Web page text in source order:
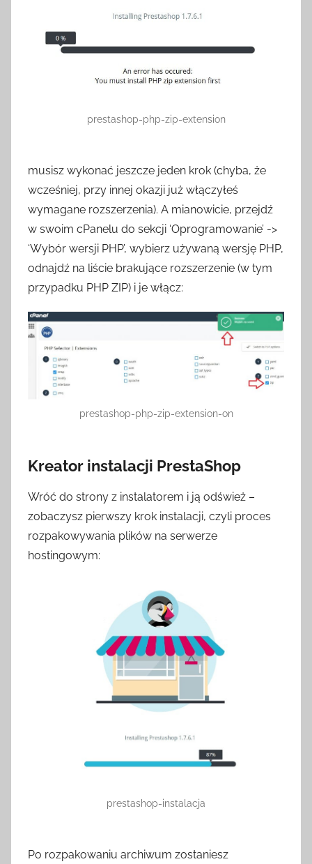
prestashop-php-zip-extension
musisz wykonać jeszcze jeden krok (chyba, że
wcześniej, przy innej okazji już włączyłeś
wymagane rozszerzenia). A mianowicie, przejdź
w swoim cPanelu do sekcji ‘Oprogramowanie’ ->
‘Wybór wersji PHP’, wybierz używaną wersję PHP,
odnajdź na liście brakujące rozszerzenie (w tym
przypadku PHP ZIP) i je włącz:
prestashop-php-zip-extension-on
Kreator instalacji PrestaShop
Wróć do strony z instalatorem i ją odśwież –
zobaczysz pierwszy krok instalacji, czyli proces
rozpakowywania plików na serwerze
hostingowym:
prestashop-instalacja
Po rozpakowaniu archiwum zostaniesz